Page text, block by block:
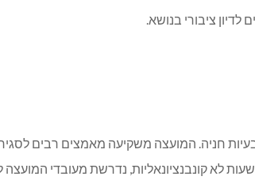
ציבורי בנושא.
חניה. המועצה משקיעה מאמצים רבים לסגירת
לא קונבנציונאליות, נדרשת מעובדי המועצה